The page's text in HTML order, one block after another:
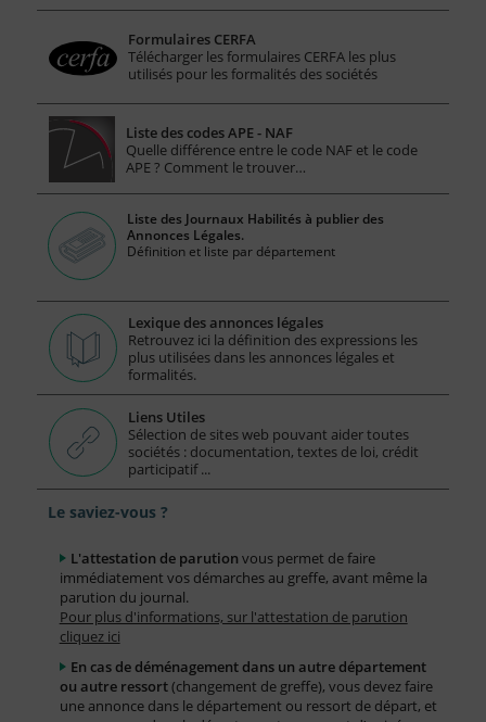
Formulaires CERFA
Télécharger les formulaires CERFA les plus
utilisés pour les formalités des sociétés
Liste des codes APE - NAF
Quelle différence entre le code NAF et le code
APE ? Comment le trouver…
Liste des Journaux Habilités à publier des
Annonces Légales.
Définition et liste par département
Lexique des annonces légales
Retrouvez ici la définition des expressions les
plus utilisées dans les annonces légales et
formalités.
Liens Utiles
Sélection de sites web pouvant aider toutes
sociétés : documentation, textes de loi, crédit
participatif ...
Le saviez-vous ?
L'attestation de parution vous permet de faire
immédiatement vos démarches au greffe, avant même la
parution du journal.
Pour plus d'informations, sur l'attestation de parution
cliquez ici
En cas de déménagement dans un autre département
ou autre ressort(changement de greffe), vous devez faire
une annonce dans le département ou ressort de départ, et